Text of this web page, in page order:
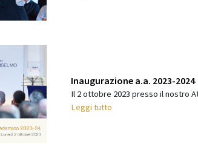
Inaugurazione a.a. 2023-2024
Il 2 ottobre 2023 presso il nostro
Leggi tutto